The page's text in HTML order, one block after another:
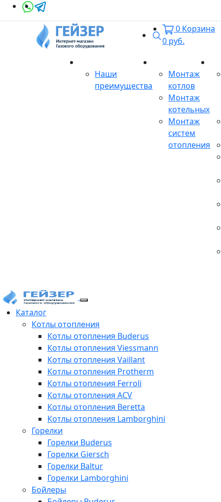
Поиск
0 Корзина
0 руб.
Наши
преимущества
Монтаж
котлов
Монтаж
котельных
Монтаж
систем
отопления
Каталог
Котлы отопления
Котлы отопления Buderus
Котлы отопления Viessmann
Котлы отопления Vaillant
Котлы отопления Protherm
Котлы отопления Ferroli
Котлы отопления ACV
Котлы отопления Beretta
Котлы отопления Lamborghini
Горелки
Горелки Buderus
Горелки Giersch
Горелки Baltur
Горелки Lamborghini
Бойлеры